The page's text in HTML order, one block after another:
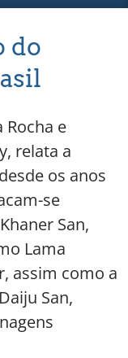
do
e
relata a
os anos
se
San,
Lama
assim como a
San,